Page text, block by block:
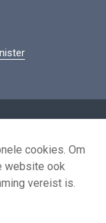
cookies. Om
website ook
vereist is.